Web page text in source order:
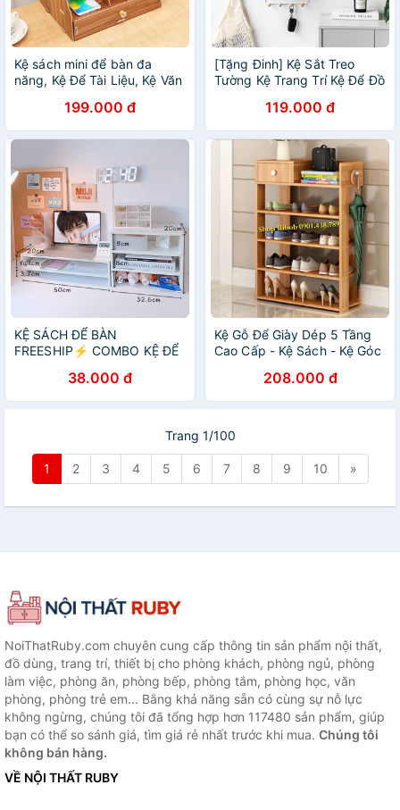
Kệ sách mini để bàn đa
năng, Kệ Để Tài Liệu, Kệ Văn
199.000 đ
[Tặng Đinh] Kệ Sắt Treo
Tường Kệ Trang Trí Kệ Để Đồ
119.000 đ
KỆ SÁCH ĐỂ BÀN
FREESHIP⚡️ COMBO KỆ ĐỂ
38.000 đ
Kệ Gỗ Để Giày Dép 5 Tầng
Cao Cấp - Kệ Sách - Kệ Góc
208.000 đ
Trang 1/100
1 2 3 4 5 6 7 8 9 10 »
NoiThatRuby.com chuyên cung cấp thông tin sản phẩm nội thất,
đồ dùng, trang trí, thiết bị cho phòng khách, phòng ngủ, phòng
làm việc, phòng ăn, phòng bếp, phòng tắm, phòng học, văn
phòng, phòng trẻ em... Bằng khả năng sẵn có cùng sự nỗ lực
không ngừng, chúng tôi đã tổng hợp hơn 117480 sản phẩm, giúp
bạn có thể so sánh giá, tìm giá rẻ nhất trước khi mua. Chúng tôi
không bán hàng.
VỀ NỘI THẤT RUBY